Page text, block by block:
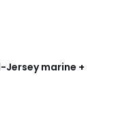
marine +